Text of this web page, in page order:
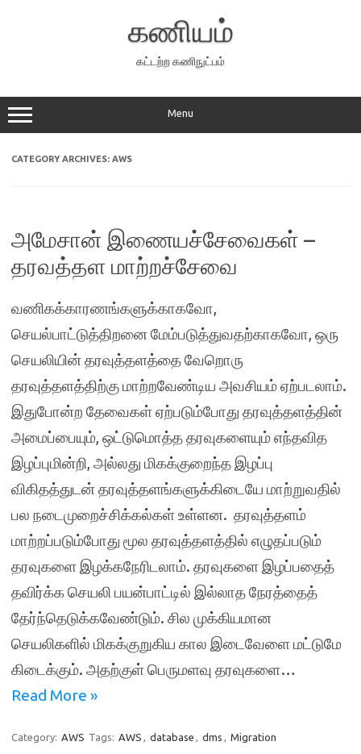
கணியம்
கட்டற்ற கணிநுட்பம்
Menu
CATEGORY ARCHIVES: AWS
அமேசான் இணையச்சேவைகள் –
தரவத்தள மாற்றச்சேவை
வணிகக்காரணங்களுக்காகவோ,
செயல்பாட்டுத்திறனை மேம்படுத்துவதற்காகவோ, ஒரு
செயலியின் தரவுத்தளத்தை வேறொரு
தரவுத்தளத்திற்கு மாற்றவேண்டிய அவசியம் ஏற்படலாம்.
இதுபோன்ற தேவைகள் ஏற்படும்போது தரவுத்தளத்தின்
அமைப்பையும், ஒட்டுமொத்த தரவுகளையும் எந்தவித
இழப்புமின்றி, அல்லது மிகக்குறைந்த இழப்பு
விகிதத்துடன் தரவுத்தளங்களுக்கிடையே மாற்றுவதில்
பல நடைமுறைச்சிக்கல்கள் உள்ளன. தரவுத்தளம்
மாற்றப்படும்போது மூல தரவுத்தளத்தில் எழுதப்படும்
தரவுகளை இழக்கநேரிடலாம். தரவுகளை இழப்பதைத்
தவிர்க்க செயலி பயன்பாட்டில் இல்லாத நேரத்தைத்
தேர்ந்தெடுக்கவேண்டும். சில முக்கியமான
செயலிகளில் மிகக்குறுகிய கால இடைவேளை மட்டுமே
கிடைக்கும். அதற்குள் பெருமளவு தரவுகளை…
Read More »
Category: AWS Tags: AWS , database , dms , Migration